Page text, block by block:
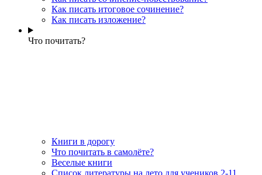
Как писать итоговое сочинение?
Как писать изложение?
Что почитать?
Книги в дорогу
Что почитать в самолёте?
Веселые книги
Cписок литературы на лето для учеников 2-11